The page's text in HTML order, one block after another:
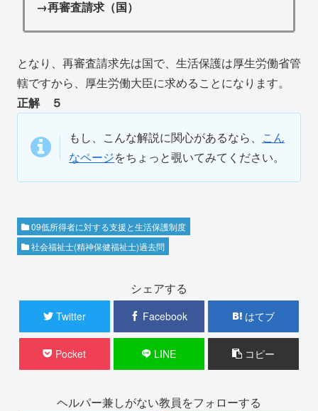
→再審査請求（国）
となり、再審査請求先は国で、生活保護は厚生労働省管
轄ですから、厚生労働大臣に求めることになります。
正解 ５
もし、こんな解説に関心があるなら、 こん
なページをちょっと覗いてみてください。
09低所得者に対する支援と生活保護制度
社会福祉士(精神保健福祉士)過去問
シェアする
Twitter Facebook はてブ
Pocket LINE コピー
ヘルパー兼しがない教員をフォローする